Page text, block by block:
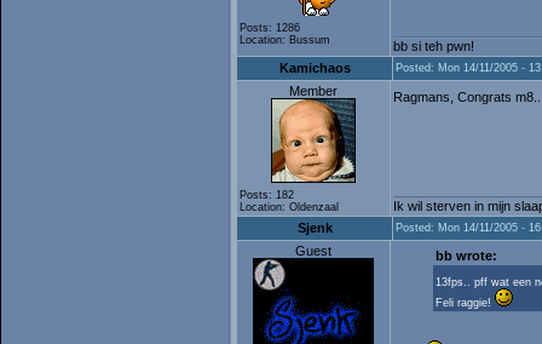
Posts: 1286
Location: Bussum
bb si teh pwn!
Kamichaos
Posted: Mon 14/11/2005 -
Member
Posts: 182
Location: Oldenzaal
Ragmans, Congrats
Ik wil sterven in mijn
Sjenk
Posted: Mon 14/11/2005 -
Guest bb wrote:
13fps.. pff wat een
Feli raggie!